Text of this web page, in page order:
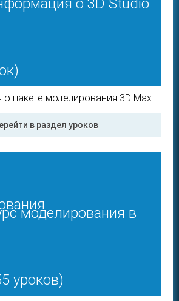
о 3D Studio
о пакете моделирования 3D Max.
в раздел уроков
моделирования в
уроков)